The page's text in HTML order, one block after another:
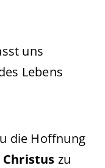
uns
Lebens
die Hoffnung
Christus zu